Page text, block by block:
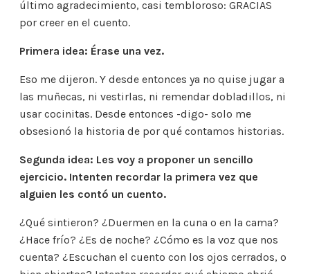
último agradecimiento, casi tembloroso: GRACIAS
por creer en el cuento.
Primera idea: Érase una vez.
Eso me dijeron. Y desde entonces ya no quise jugar a
las muñecas, ni vestirlas, ni remendar dobladillos, ni
usar cocinitas. Desde entonces -digo- solo me
obsesionó la historia de por qué contamos historias.
Segunda idea: Les voy a proponer un sencillo
ejercicio. Intenten recordar la primera vez que
alguien les contó un cuento.
¿Qué sintieron? ¿Duermen en la cuna o en la cama?
¿Hace frío? ¿Es de noche? ¿Cómo es la voz que nos
cuenta? ¿Escuchan el cuento con los ojos cerrados, o